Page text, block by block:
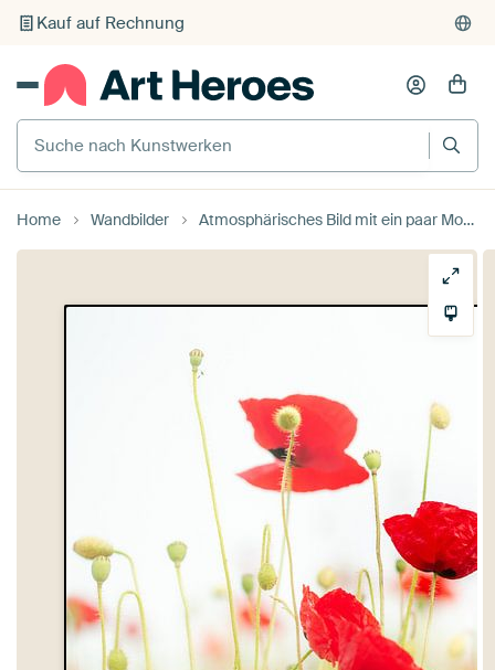
Kauf auf Rechnung
Individueller Druck auf Bestellung
Suche nach Kunstwerken
Home Wandbilder Atmosphärisches Bild mit ein paar Mohnblumen von Caroline van der Vecht